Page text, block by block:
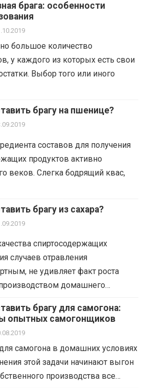
брага: особенности
большое количество
у каждого из которых есть свои
Выбор того или иного
брагу на пшенице?
составов для получения
продуктов активно
веков. Слегка бодрящий квас,
брагу из сахара?
спиртосодержащих
случаев отравления
не удивляет факт роста
домашнего…
брагу для самогона:
опытных самогонщиков
самогона в домашних условиях
этой задачи начинают выгон
производства все…